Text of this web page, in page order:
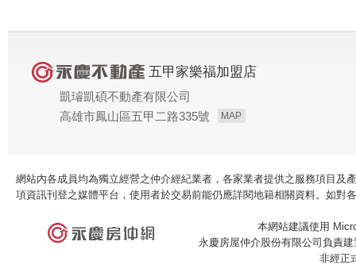
五甲家樂福加盟店
凱璿凱碩不動產有限公司
高雄市鳳山區五甲二路335號
MAP
網站內各成員均為獨立經營之仲介經紀業者，各家業者提供之服務項目
項資訊刊登之媒體平台，使用者於交易前能仍應詳閱地籍相關資料。如對
本網站建議使用
永慶房屋仲介股份有限公司負責
非經正